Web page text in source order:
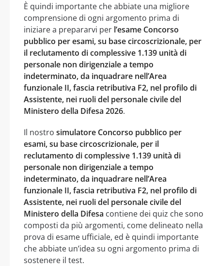
È quindi importante che abbiate una migliore
comprensione di ogni argomento prima di
iniziare a prepararvi per l’esame Concorso
pubblico per esami, su base circoscrizionale, per
il reclutamento di complessive 1.139 unità di
personale non dirigenziale a tempo
indeterminato, da inquadrare nell’Area
funzionale II, fascia retributiva F2, nel profilo di
Assistente, nei ruoli del personale civile del
Ministero della Difesa 2026.
Il nostro simulatore Concorso pubblico per
esami, su base circoscrizionale, per il
reclutamento di complessive 1.139 unità di
personale non dirigenziale a tempo
indeterminato, da inquadrare nell’Area
funzionale II, fascia retributiva F2, nel profilo di
Assistente, nei ruoli del personale civile del
Ministero della Difesa contiene dei quiz che sono
composti da più argomenti, come delineato nella
prova di esame ufficiale, ed è quindi importante
che abbiate un’idea su ogni argomento prima di
sostenere il test.